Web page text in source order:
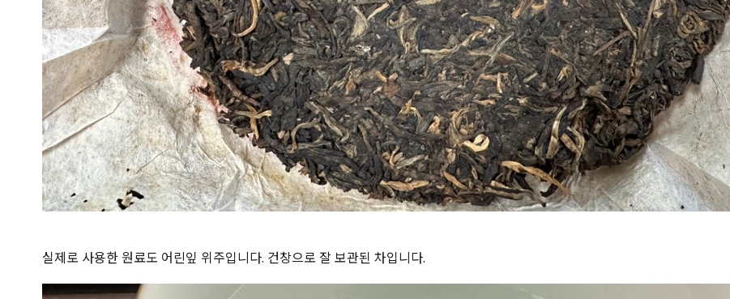
실제로 사용한 원료도 어린잎 위주입니다. 건창으로 잘 보관된 차입니다.